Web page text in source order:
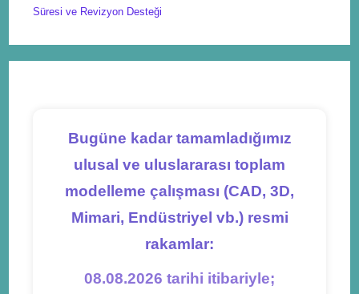
Süresi ve Revizyon Desteği
Bugüne kadar tamamladığımız
ulusal ve uluslararası toplam
modelleme çalışması (CAD, 3D,
Mimari, Endüstriyel vb.) resmi
rakamlar:
08.08.2026 tarihi itibariyle;